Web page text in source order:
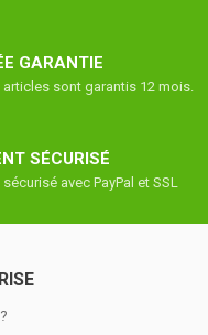
GARANTIE
articles sont garantis 12 mois.
SÉCURISÉ
avec PayPal et SSL